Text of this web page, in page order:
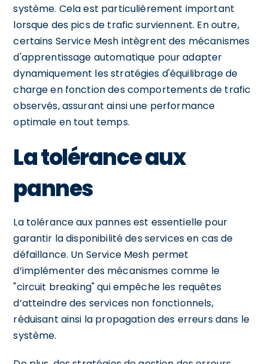
système. Cela est particulièrement important
lorsque des pics de trafic surviennent. En outre,
certains Service Mesh intègrent des mécanismes
d'apprentissage automatique pour adapter
dynamiquement les stratégies d'équilibrage de
charge en fonction des comportements de trafic
observés, assurant ainsi une performance
optimale en tout temps.
La tolérance aux
pannes
La tolérance aux pannes est essentielle pour
garantir la disponibilité des services en cas de
défaillance. Un Service Mesh permet
d’implémenter des mécanismes comme le
"circuit breaking" qui empêche les requêtes
d’atteindre des services non fonctionnels,
réduisant ainsi la propagation des erreurs dans le
système.